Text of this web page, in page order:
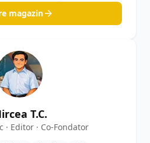
magazin
T.C.
· Editor · Co-Fondator